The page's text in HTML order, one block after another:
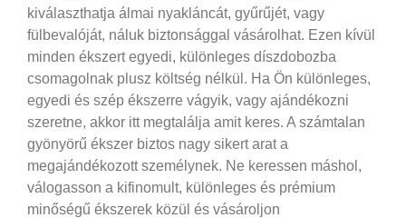
kiválaszthatja álmai nyakláncát, gyűrűjét, vagy
fülbevalóját, náluk biztonsággal vásárolhat. Ezen kívül
minden ékszert egyedi, különleges díszdobozba
csomagolnak plusz költség nélkül. Ha Ön különleges,
egyedi és szép ékszerre vágyik, vagy ajándékozni
szeretne, akkor itt megtalálja amit keres. A számtalan
gyönyörű ékszer biztos nagy sikert arat a
megajándékozott személynek. Ne keressen máshol,
válogasson a kifinomult, különleges és prémium
minőségű ékszerek közül és vásároljon